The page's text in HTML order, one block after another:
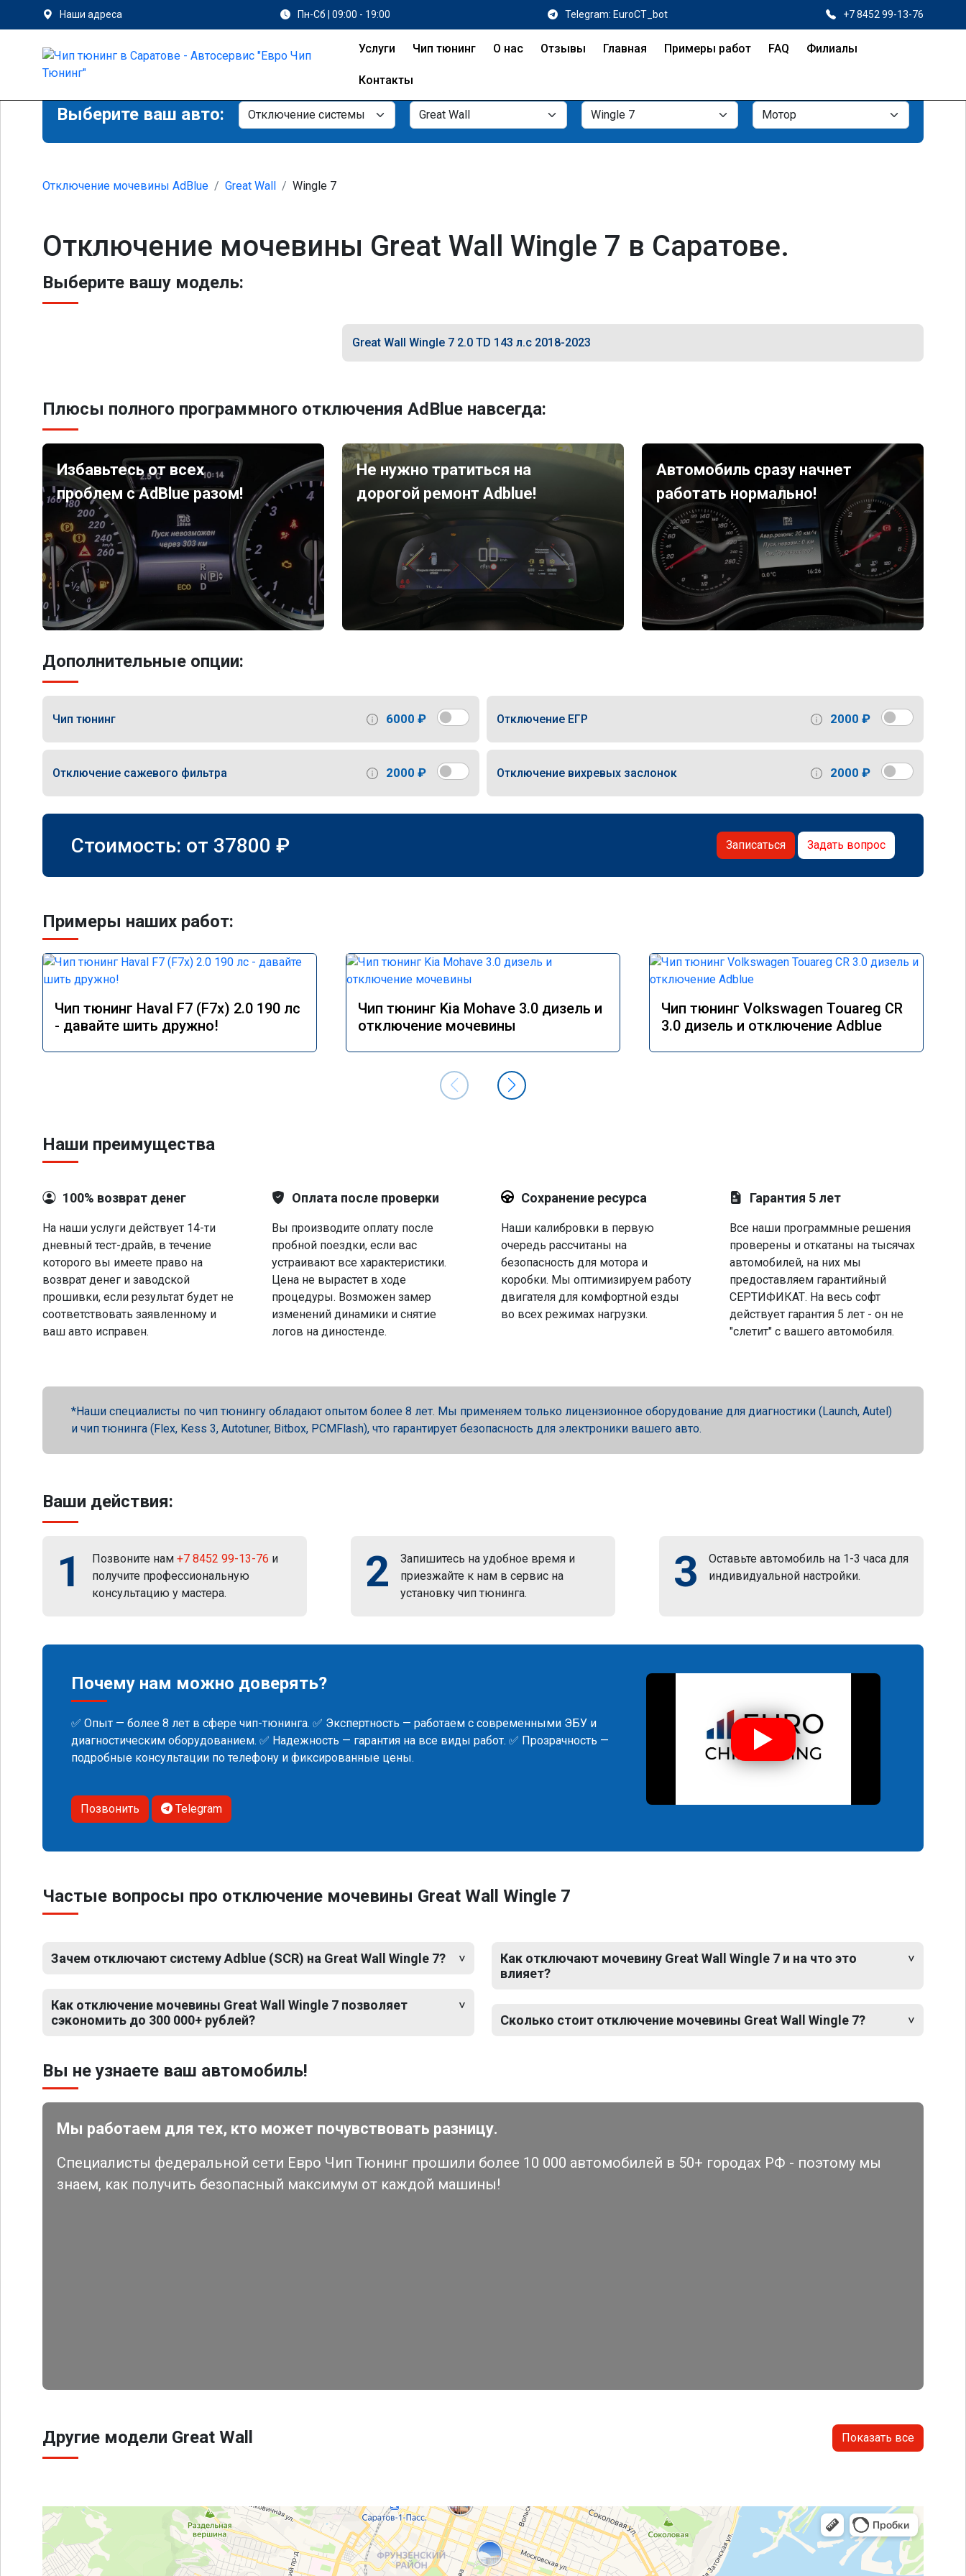
Наши адреса Пн-Сб | 09:00 - 19:00 Telegram: EuroCT_bot +7 8452 99-13-76
Услуги Чип тюнинг О нас Отзывы Главная Примеры работ FAQ Филиалы
Контакты
Выберите ваш авто:
Отключение мочевины AdBlue Great Wall Wingle 7
Отключение мочевины Great Wall Wingle 7 в Саратове.
Выберите вашу модель:
Great Wall Wingle 7 2.0 TD 143 л.с 2018-2023
Плюсы полного программного отключения AdBlue навсегда:
Избавьтесь от всех
проблем с AdBlue разом!
Не нужно тратиться на
дорогой ремонт Adblue!
Автомобиль сразу начнет
работать нормально!
Дополнительные опции:
Чип тюнинг 6000 ₽ Отключение ЕГР 2000 ₽
Отключение сажевого фильтра 2000 ₽ Отключение вихревых заслонок 2000 ₽
Стоимость: от 37800 ₽ Записаться Задать вопрос
Примеры наших работ:
Чип тюнинг Haval F7 (F7x) 2.0 190 лс
- давайте шить дружно!
Чип тюнинг Kia Mohave 3.0 дизель и
отключение мочевины
Чип тюнинг Volkswagen Touareg CR
3.0 дизель и отключение Adblue
Наши преимущества
100% возврат денег
На наши услуги действует 14-ти
дневный тест-драйв, в течение
которого вы имеете право на
возврат денег и заводской
прошивки, если результат будет не
соответствовать заявленному и
ваш авто исправен.
Оплата после проверки
Вы производите оплату после
пробной поездки, если вас
устраивают все характеристики.
Цена не вырастет в ходе
процедуры. Возможен замер
изменений динамики и снятие
логов на диностенде.
Сохранение ресурса
Наши калибровки в первую
очередь рассчитаны на
безопасность для мотора и
коробки. Мы оптимизируем работу
двигателя для комфортной езды
во всех режимах нагрузки.
Гарантия 5 лет
Все наши программные решения
проверены и откатаны на тысячах
автомобилей, на них мы
предоставляем гарантийный
СЕРТИФИКАТ. На весь софт
действует гарантия 5 лет - он не
"слетит" с вашего автомобиля.
Наши специалисты по чип тюнингу обладают опытом более 8 лет. Мы применяем только лицензионное оборудование для диагностики (Launch, Autel)
и чип тюнинга (Flex, Kess 3, Autotuner, Bitbox, PCMFlash), что гарантирует безопасность для электроники вашего авто.
Ваши действия:
1 Позвоните нам +7 8452 99-13-76 и
получите профессиональную
консультацию у мастера.
2
Запишитесь на удобное время и
приезжайте к нам в сервис на
установку чип тюнинга.
3
Оставьте автомобиль на 1-3 часа для
индивидуальной настройки.
Почему нам можно доверять?
✅ Опыт — более 8 лет в сфере чип-тюнинга. ✅ Экспертность — работаем с современными ЭБУ и
диагностическим оборудованием. ✅ Надежность — гарантия на все виды работ. ✅ Прозрачность —
подробные консультации по телефону и фиксированные цены.
Позвонить Telegram
Частые вопросы про отключение мочевины Great Wall Wingle 7
Зачем отключают систему Adblue (SCR) на Great Wall Wingle 7?
Как отключение мочевины Great Wall Wingle 7 позволяет
сэкономить до 300 000+ рублей?
Как отключают мочевину Great Wall Wingle 7 и на что это
влияет?
Сколько стоит отключение мочевины Great Wall Wingle 7?
Вы не узнаете ваш автомобиль!
Мы работаем для тех, кто может почувствовать разницу.
Специалисты федеральной сети Евро Чип Тюнинг прошили более 10 000 автомобилей в 50+ городах РФ - поэтому мы
знаем, как получить безопасный максимум от каждой машины!
Другие модели Great Wall Показать все